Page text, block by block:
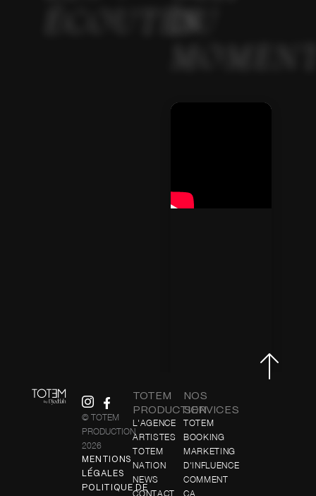
ÉCOUTÉS
DU
© TOTEM
PRODUCTION
2026
MENTIONS
LÉGALES
POLITIQUE DE
TOTEM
PRODUCTION
L'AGENCE
ARTISTES
TOTEM
NATION
NEWS
CONTACT
NOS
SERVICES
TOTEM
BOOKING
MARKETING
D'INFLUENCE
COMMENT
ÇA